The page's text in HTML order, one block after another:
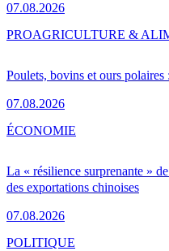
07.08.2026
Poulets, bovins et ours
07.08.2026
PROAGRICULTURE &
La « résilience surprenante »
des exportations chinoises
07.08.2026
ÉCONOMIE
POLITIQUE